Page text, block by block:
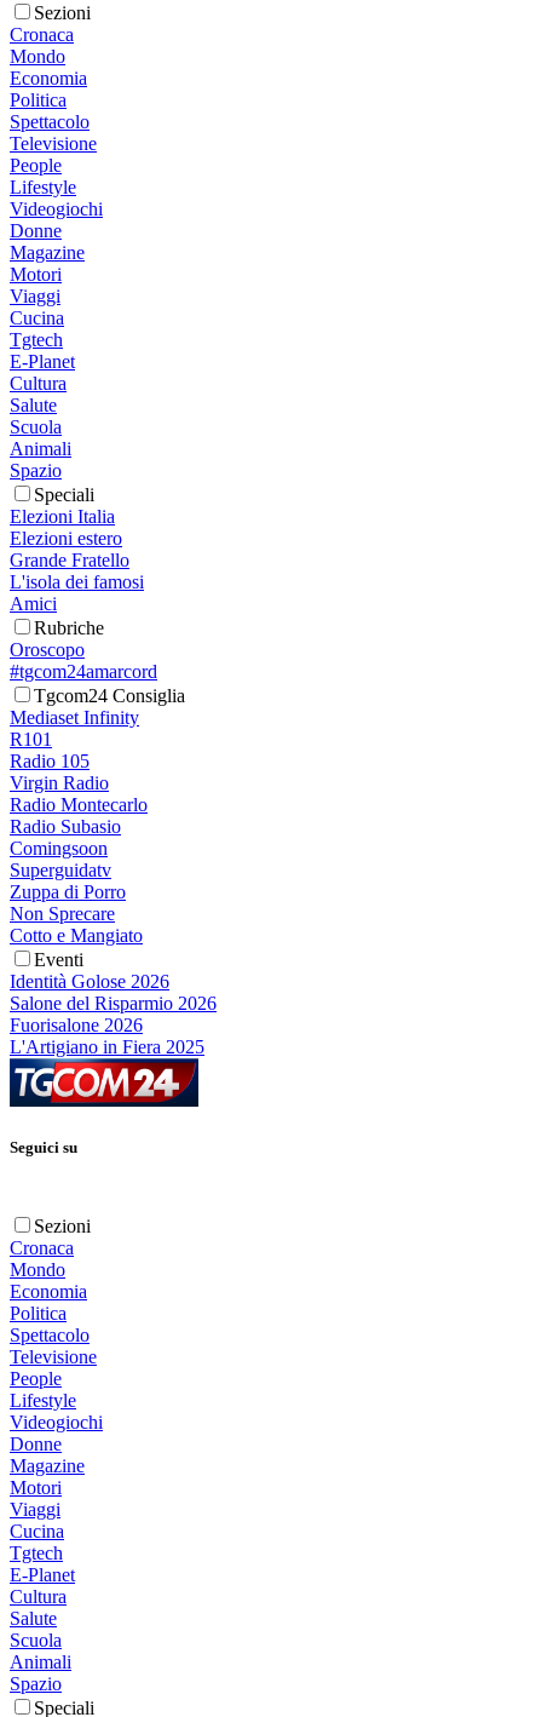
Sezioni
Cronaca
Mondo
Economia
Politica
Spettacolo
Televisione
People
Lifestyle
Videogiochi
Donne
Magazine
Motori
Viaggi
Cucina
Tgtech
E-Planet
Cultura
Salute
Scuola
Animali
Spazio
Speciali
Elezioni Italia
Elezioni estero
Grande Fratello
L'isola dei famosi
Amici
Rubriche
Oroscopo
#tgcom24amarcord
Tgcom24 Consiglia
Mediaset Infinity
R101
Radio 105
Virgin Radio
Radio Montecarlo
Radio Subasio
Comingsoon
Superguidatv
Zuppa di Porro
Non Sprecare
Cotto e Mangiato
Eventi
Identità Golose 2026
Salone del Risparmio 2026
Fuorisalone 2026
L'Artigiano in Fiera 2025
Seguici su
Sezioni
Cronaca
Mondo
Economia
Politica
Spettacolo
Televisione
People
Lifestyle
Videogiochi
Donne
Magazine
Motori
Viaggi
Cucina
Tgtech
E-Planet
Cultura
Salute
Scuola
Animali
Spazio
Speciali